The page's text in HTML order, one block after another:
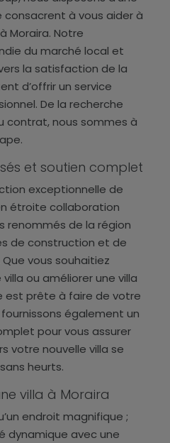
consacrent à vous aider à
Moraira. Notre
du marché local et
la satisfaction de la
d’offrir un service
De la recherche
contrat, nous sommes à
et soutien complet
exceptionnelle de
étroite collaboration
renommés de la région
de construction et de
vous souhaitiez
ou améliorer une villa
est prête à faire de votre
également un
pour vous assurer
votre nouvelle villa se
heurts.
villa à Moraira
endroit magnifique ;
dynamique avec une